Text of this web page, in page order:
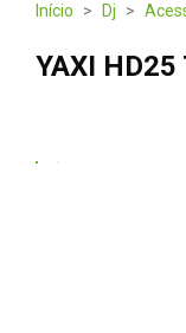
Início Dj
YAXI